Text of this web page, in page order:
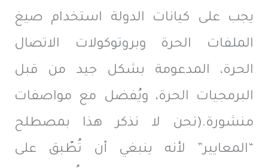
يجب على كيانات الدولة استخدام صيغ
الملفات الحرة وبروتوكولات الاتصال
الحرة، المدعومة بشكل جيد من قبل
البرمجيات الحرة، ويُفضل مع مواصفات
منشورة.(نحن لا نذكر هذا بمصطلح
“المعايير” لأنه ينبغي أن تُطّبق على